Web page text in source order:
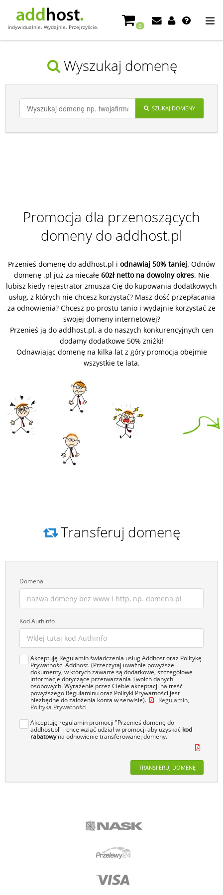
Indywidualnie. Wydajnie. Przejrzyście. 0
Wyszukaj domenę
SZUKAJ DOMENY
Promocja dla przenoszących
domeny do addhost.pl
Przenieś domenę do addhost.pl i odnawiaj 50% taniej. Odnów
domenę .pl już za niecałe 60zł netto na dowolny okres. Nie
lubisz kiedy rejestrator zmusza Cię do kupowania dodatkowych
usług, z których nie chcesz korzystać? Masz dość przepłacania
za odnowienia? Chcesz po prostu tanio i wydajnie korzystać ze
swojej domeny internetowej?
Przenieś ją do addhost.pl, a do naszych konkurencyjnych cen
dodamy dodatkowe 50% zniżki!
Odnawiając domenę na kilka lat z góry promocja obejmie
wszystkie te lata.
Transferuj domenę
Domena
Kod Authinfo
Akceptuję Regulamin świadczenia usług Addhost oraz Politykę
Prywatności Addhost. (Przeczytaj uważnie powyższe
dokumenty, w których zawarte są dodatkowe, szczegółowe
informacje dotyczące przetwarzania Twoich danych
osobowych. Wyrażenie przez Ciebie akceptacji na treść
powyższego Regulaminu oraz Polityki Prywatności jest
niezbędne do założenia konta w serwisie).
Regulamin,
Polityka Prywatności
Akceptuję regulamin promocji "Przenieś domenę do
addhost.pl" i chcę wziąć udział w promocji aby uzyskać kod
rabatowyna odnowienie transferowanej domeny.
TRANSFERUJ DOMENĘ